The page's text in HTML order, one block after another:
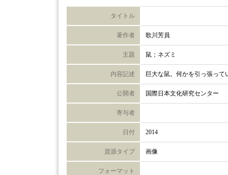
タイトル
著作者 歌川芳員
主題 鼠；ネズミ
内容記述 巨大な鼠。何かを引っ張って
公開者 国際日本文化研究センター
寄与者
日付 2014
資源タイプ 画像
フォーマット